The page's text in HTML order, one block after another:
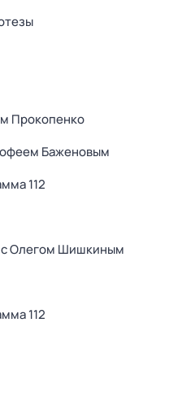
Прокопенко
Баженовым
112
с Олегом Шишкиным
112